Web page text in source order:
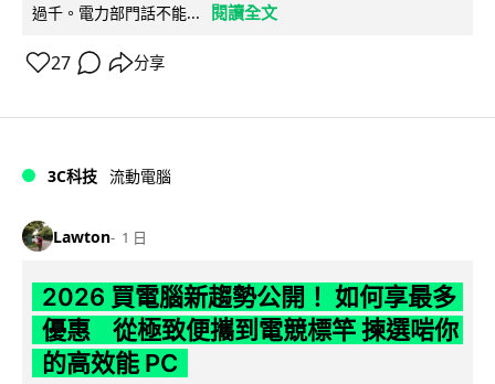
過千。電力部門話不能...
閱讀全文
27 分享
3C科技 流動電腦
Lawton 1 日
2026 買電腦新趨勢公開！ 如何享最多
優惠 從極致便攜到電競標竿 揀選啱你
的高效能 PC